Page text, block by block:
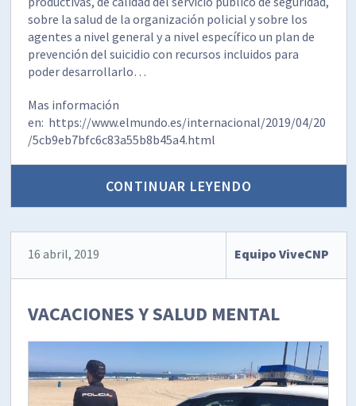
sobre la salud de la organización policial y sobre los
agentes a nivel general y a nivel específico un plan de
prevención del suicidio con recursos incluidos para
poder desarrollarlo…
Mas información
en: https://www.elmundo.es/internacional/2019/04/20
/5cb9eb7bfc6c83a55b8b45a4.html
CONTINUAR LEYENDO
16 abril, 2019 Equipo ViveCNP
VACACIONES Y SALUD MENTAL